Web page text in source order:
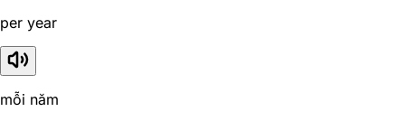
per year
mỗi năm